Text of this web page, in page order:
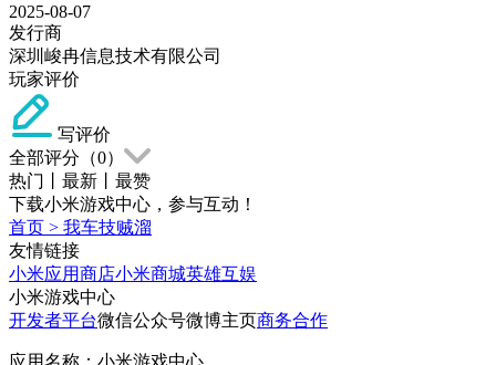
2025-08-07
发行商
深圳峻冉信息技术有限公司
玩家评价
写评价
全部评分（0）
热门
最新
最赞
下载小米游戏中心，参与互动！
首页 > 我车技贼溜
友情链接
小米应用商店小米商城英雄互娱
小米游戏中心
开发者平台微信公众号微博主页商务合作
应用名称：小米游戏中心